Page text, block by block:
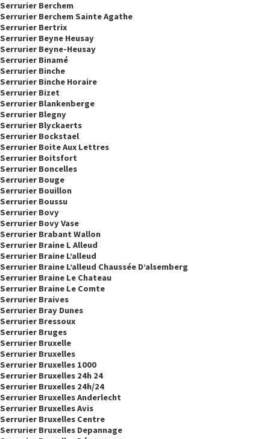
Serrurier Berchem
Serrurier Berchem Sainte Agathe
Serrurier Bertrix
Serrurier Beyne Heusay
Serrurier Beyne-Heusay
Serrurier Binamé
Serrurier Binche
Serrurier Binche Horaire
Serrurier Bizet
Serrurier Blankenberge
Serrurier Blegny
Serrurier Blyckaerts
Serrurier Bockstael
Serrurier Boite Aux Lettres
Serrurier Boitsfort
Serrurier Boncelles
Serrurier Bouge
Serrurier Bouillon
Serrurier Boussu
Serrurier Bovy
Serrurier Bovy Vase
Serrurier Brabant Wallon
Serrurier Braine L Alleud
Serrurier Braine L’alleud
Serrurier Braine L’alleud Chaussée D’alsemberg
Serrurier Braine Le Chateau
Serrurier Braine Le Comte
Serrurier Braives
Serrurier Bray Dunes
Serrurier Bressoux
Serrurier Bruges
Serrurier Bruxelle
Serrurier Bruxelles
Serrurier Bruxelles 1000
Serrurier Bruxelles 24h 24
Serrurier Bruxelles 24h/24
Serrurier Bruxelles Anderlecht
Serrurier Bruxelles Avis
Serrurier Bruxelles Centre
Serrurier Bruxelles Depannage